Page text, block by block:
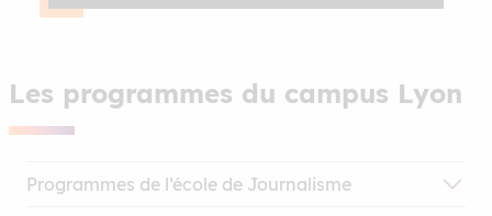
Les programmes du campus Lyon
Programmes de l’école de Journalisme